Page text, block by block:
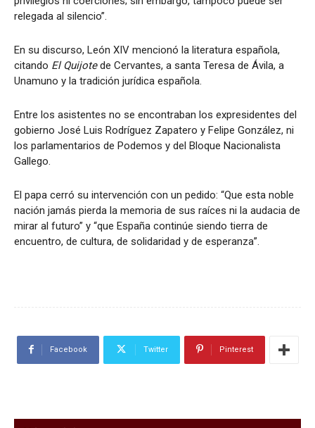
relegada al silencio”.
En su discurso, León XIV mencionó la literatura española,
citando El Quijotede Cervantes, a santa Teresa de Ávila, a
Unamuno y la tradición jurídica española.
Entre los asistentes no se encontraban los expresidentes del
gobierno José Luis Rodríguez Zapatero y Felipe González, ni
los parlamentarios de Podemos y del Bloque Nacionalista
Gallego.
El papa cerró su intervención con un pedido: “Que esta noble
nación jamás pierda la memoria de sus raíces ni la audacia de
mirar al futuro” y “que España continúe siendo tierra de
encuentro, de cultura, de solidaridad y de esperanza”.
Facebook Twitter Pinterest